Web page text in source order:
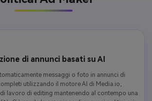
di annunci basati su AI
messaggi o foto in annunci di
utilizzando il motore AI di Media.io,
lavoro di editing mantenendo al contempo una